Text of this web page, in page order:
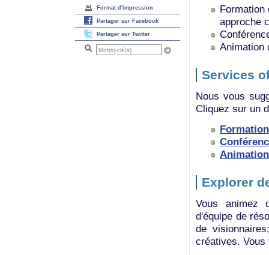
Format d'impression
Partager sur Facebook
Partager sur Twitter
Formation
approche
Animation
Services
Nous vous
Cliquez sur un
Explorer
Vous animez
d'équipe de
de
créatives.